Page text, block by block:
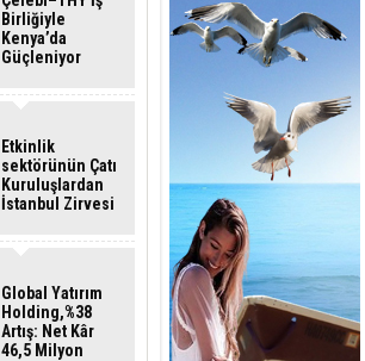
Birliğiyle
Kenya’da
Güçleniyor
Etkinlik
sektörünün Çatı
Kuruluşlardan
İstanbul Zirvesi
Global Yatırım
Holding,%38
Artış: Net Kâr
46,5 Milyon